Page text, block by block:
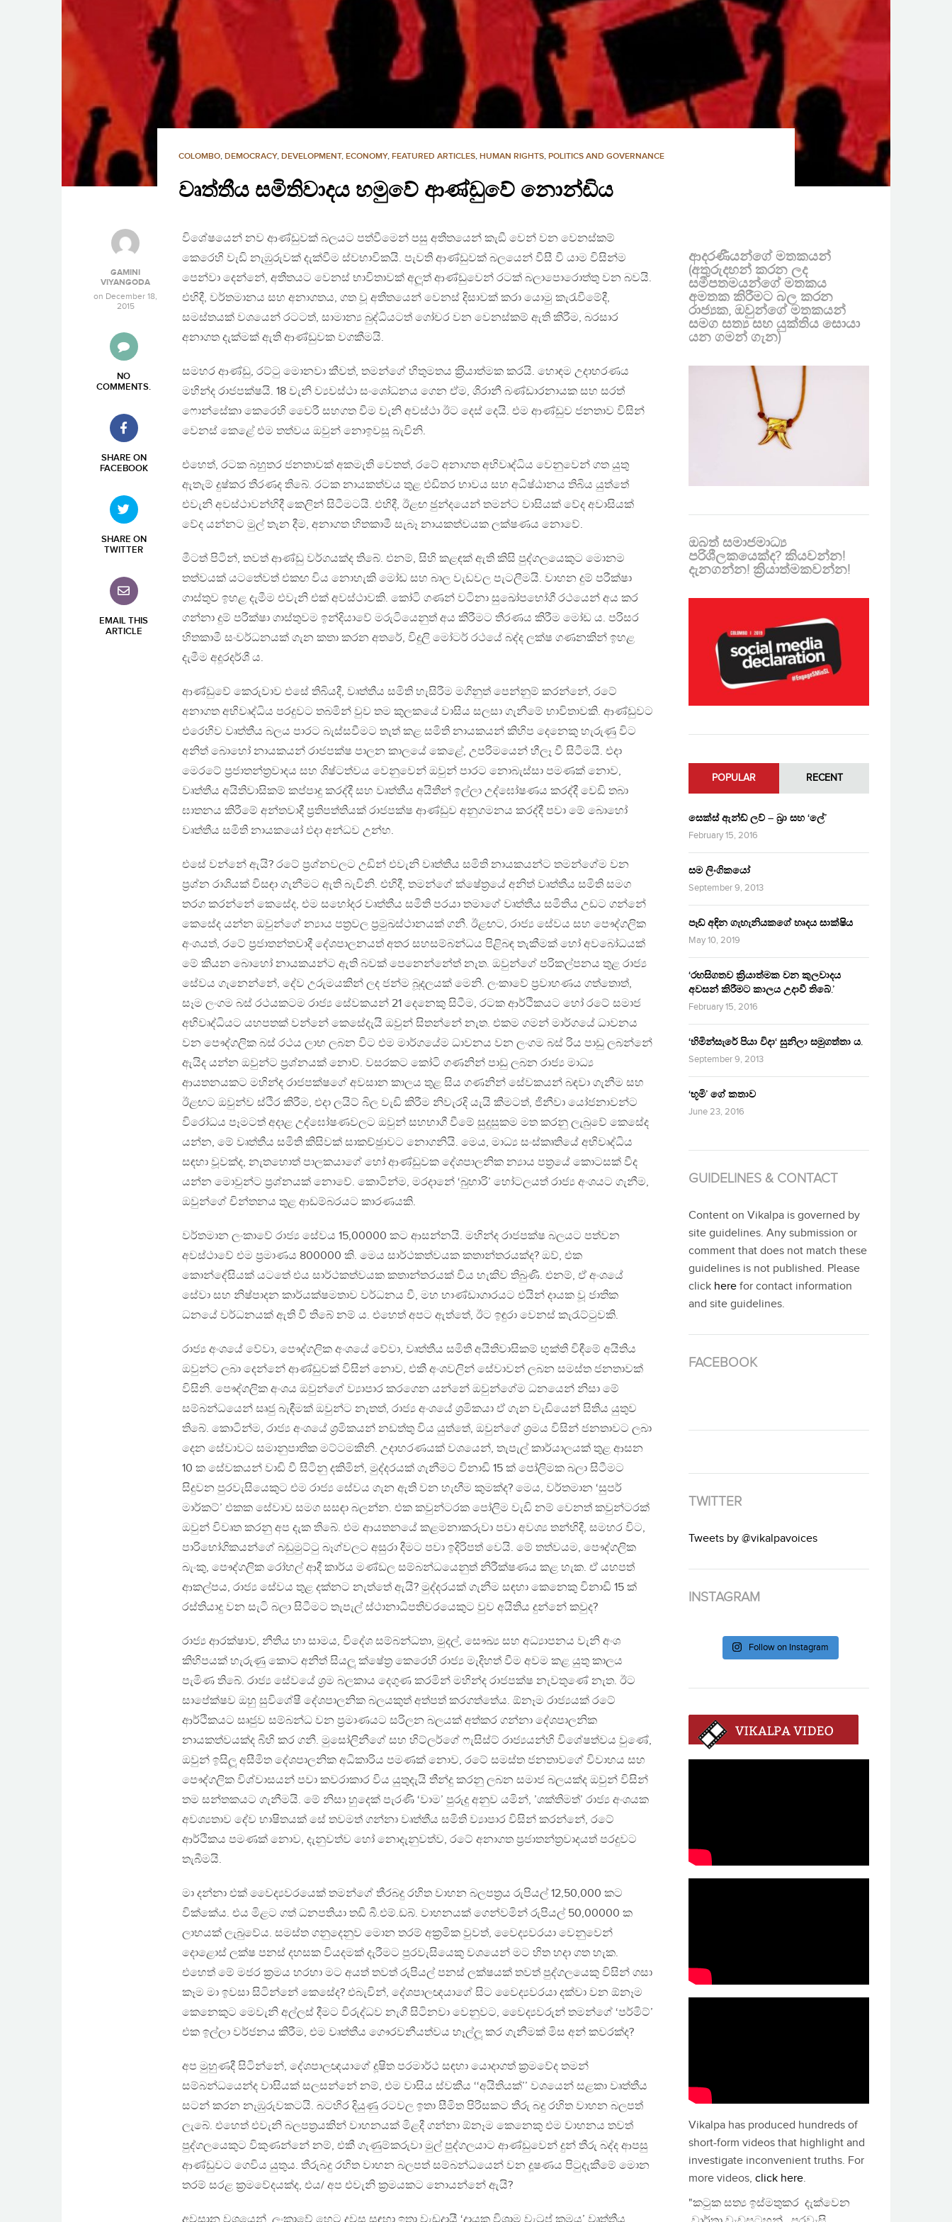
COLOMBO, DEMOCRACY, DEVELOPMENT, ECONOMY, FEATURED ARTICLES, HUMAN RIGHTS, POLITICS AND GOVERNANCE
වෘත්තීය සමිතිවාදය හමුවේ ආණ්ඩුවේ නොන්ඩිය
GAMINI
VIYANGODA
on December 18,
2015
NO
COMMENTS.
SHARE ON
FACEBOOK
SHARE ON
TWITTER
EMAIL THIS
ARTICLE
විශේෂයෙන් නව ආණ්ඩුවක් බලයට පත්වීමෙන් පසු අතීතයෙන් කැඞී වෙන් වන වෙනස්කම්
කෙරෙහි වැඩි නැඹුරුවක් දැක්වීම ස්වභාවිකයි. පැවති ආණ්ඩුවක් බලයෙන් වීසී වී යාම විසින්ම
පෙන්වා දෙන්නේ, අතීතයට වෙනස් භාවිතාවක් අලූත් ආණ්ඩුවෙන් රටක් බලාපොරොත්තු වන බවයි.
එහිදී, වර්තමානය සහ අනාගතය, ගත වූ අතීතයෙන් වෙනස් දිසාවක් කරා යොමු කැරැවීමේදී,
සමස්තයක් වශයෙන් රටටත්, සාමාන්‍ය බුද්ධියටත් ගෝචර වන වෙනස්කම් ඇති කිරීම, බරසාර
අනාගත දැක්මක් ඇති ආණ්ඩුවක වගකීමයි.
සමහර ආණ්ඩු, රට්ටු මොනවා කීවත්, තමන්ගේ හිතුමතය ක‍්‍රියාත්මක කරයි. හොඳම උදාහරණය
මහින්ද රාජපක්ෂයි. 18 වැනි ව්‍යවස්ථා සංශෝධනය ගෙන ඒම, ශිරානී බණ්ඩාරනායක සහ සරත්
ෆොන්සේකා කෙරෙහි වෛරී සහගත වීම වැනි අවස්ථා ඊට දෙස් දෙයි. එම ආණ්ඩුව ජනතාව විසින්
වෙනස් කෙළේ එම තත්වය ඔවුන් නොඉවසූ බැවිනි.
එහෙත්, රටක බහුතර ජනතාවක් අකමැති වෙතත්, රටේ අනාගත අභිවෘද්ධිය වෙනුවෙන් ගත යුතු
ඇතැම් දුෂ්කර තීරණද තිබේ. රටක නායකත්වය තුළ එඩිතර භාවය සහ අධිෂ්ඨානය තිබිය යුත්තේ
එවැනි අවස්ථාවන්හිදී කෙලින් සිටීමටයි. එහිදී, ඊළඟ ඡුන්දයෙන් තමන්ට වාසියක් වේද අවාසියක්
වේද යන්නට මුල් තැන දීම, අනාගත හිතකාමී සැබෑ නායකත්වයක ලක්ෂණය නොවේ.
මීටත් පිටින්, තවත් ආණ්ඩු වර්ගයක්ද තිබේ. එනම්, සිහි කළඳක් ඇති කිසි පුද්ගලයෙකුට මොනම
තත්වයක් යටතේවත් එකඟ විය නොහැකි මෝඩ සහ බාල වැඩවල පැටලීමයි. වාහන දුම් පරීක්ෂා
ගාස්තුව ඉහළ දැමීම එවැනි එක් අවස්ථාවකි. කෝටි ගණන් වටිනා සුඛෝපභෝගී රථයෙන් අය කර
ගන්නා දුම් පරීක්ෂා ගාස්තුවම ඉන්දියාවේ මරුටියෙනුත් අය කිරීමට තීරණය කිරීම මෝඩ ය. පරිසර
හිතකාමී සංවර්ධනයක් ගැන කතා කරන අතරේ, විදුලි මෝටර් රථයේ බද්ද ලක්ෂ ගණනකින් ඉහළ
දැමීම අදූරදර්ශී ය.
ආණ්ඩුවේ කෙරුවාව එසේ තිබියදී, වෘත්තීය සමිති හැසිරීම මගිනුත් පෙන්නුම් කරන්නේ, රටේ
අනාගත අභිවෘද්ධිය පරදුවට තබමින් වුව තම කුලකයේ වාසිය සලසා ගැනීමේ භාවිතාවකි. ආණ්ඩුවට
එරෙහිව වෘත්තීය බලය පාරට බැස්සවීමට තැත් කළ සමිති නායකයන් කිහිප දෙනෙකු හැරුණු විට
අනිත් බොහෝ නායකයන් රාජපක්ෂ පාලන කාලයේ කෙළේ, උපරිමයෙන් හීලෑ වී සිටීමයි. එදා
මෙරටේ ප‍්‍රජාතන්ත‍්‍රවාදය සහ ශිෂ්ටත්වය වෙනුවෙන් ඔවුන් පාරට නොබැස්සා පමණක් නොව,
වෘත්තීය අයිතිවාසිකම් කප්පාදු කරද්දී සහ වෘත්තීය අයිතීන් ඉල්ලා උද්ඝෝෂණය කරද්දී වෙඩි තබා
ඝාතනය කිරීමේ අන්තවාදී ප‍්‍රතිපත්තියක් රාජපක්ෂ ආණ්ඩුව අනුගමනය කරද්දී පවා මේ බොහෝ
වෘත්තීය සමිති නායකයෝ එදා අන්ධව උන්හ.
එසේ වන්නේ ඇයි? රටේ ප‍්‍රශ්නවලට උඩින් එවැනි වෘත්තීය සමිති නායකයන්ට තමන්ගේම වන
ප‍්‍රශ්න රාශියක් විසඳා ගැනීමට ඇති බැවිනි. එහිදී, තමන්ගේ ක්ෂේත‍්‍රයේ අනිත් වෘත්තීය සමිති සමග
තරග කරන්නේ කෙසේද, එම සහෝදර වෘත්තීය සමිති පරයා තමාගේ වෘත්තීය සමිතිය උඩට ගන්නේ
කෙසේද යන්න ඔවුන්ගේ න්‍යාය පත‍්‍රවල ප‍්‍රමුඛස්ථානයක් ගනී. ඊළඟට, රාජ්‍ය සේවය සහ පෞද්ගලික
අංශයත්, රටේ ප‍්‍රජාතන්තවාදී දේශපාලනයත් අතර සහසම්බන්ධය පිළිබඳ තැකීමක් හෝ අවබෝධයක්
මේ කියන බොහෝ නායකයන්ට ඇති බවක් පෙනෙන්නේත් නැත. ඔවුන්ගේ පරිකල්පනය තුළ රාජ්‍ය
සේවය ගැනෙන්නේ, දේව උරුමයකින් ලද ජන්ම බූදලයක් මෙනි. ලංකාවේ ප‍්‍රවාහණය ගත්තොත්,
සෑම ලංගම බස් රථයකටම රාජ්‍ය සේවකයන් 21 දෙනෙකු සිටීම, රටක ආර්ථිකයට හෝ රටේ සමාජ
අභිවෘද්ධියට යහපතක් වන්නේ කෙසේදැයි ඔවුන් සිතන්නේ නැත. එකම ගමන් මාර්ගයේ ධාවනය
වන පෞද්ගලික බස් රථය ලාභ ලබන විට එම මාර්ගයේම ධාවනය වන ලංගම බස් රිය පාඩු ලබන්නේ
ඇයිද යන්න ඔවුන්ට ප‍්‍රශ්නයක් නොව්. වසරකට කෝටි ගණනින් පාඩු ලබන රාජ්‍ය මාධ්‍ය
ආයතනයකට මහින්ද රාජපක්ෂගේ අවසාන කාලය තුළ සිය ගණනින් සේවකයන් බඳවා ගැනීම සහ
ඊළඟට ඔවුන්ව ස්ථිර කිරීම, එදා ලයිට් බිල වැඩි කිරීම නිවැරදි යැයි කීමටත්, ජිනීවා යෝජනාවන්ට
විරෝධය පෑමටත් අදාළ උද්ඝෝෂණවලට ඔවුන් සහභාගී වීමේ සුදුසුකම මත කරනු ලැබුවේ කෙසේද
යන්න, මේ වෘත්තීය සමිති කිසිවක් සාකච්ඡුාවට නොගනියි. මෙය, මාධ්‍ය සංස්කෘතියේ අභිවෘද්ධිය
සඳහා වූවක්ද, නැතහොත් පාලකයාගේ හෝ ආණ්ඩුවක දේශපාලනික න්‍යාය පත‍්‍රයේ කොටසක් වීද
යන්න මොවුන්ට ප‍්‍රශ්නයක් නොවේ. කොටින්ම, මරදානේ ‘බුහාරි’ හෝටලයත් රාජ්‍ය අංශයට ගැනීම,
ඔවුන්ගේ චින්තනය තුළ ආඩම්බරයට කාරණයකි.
වර්තමාන ලංකාවේ රාජ්‍ය සේවය 15,00000 කට ආසන්නයි. මහින්ද රාජපක්ෂ බලයට පත්වන
අවස්ථාවේ එම ප‍්‍රමාණය 800000 කි. මෙය සාර්ථකත්වයක කතාන්තරයක්ද? ඔව්, එක
කොන්දේසියක් යටතේ එය සාර්ථකත්වයක කතාන්තරයක් විය හැකිව තිබුණි. එනම්, ඒ අංශයේ
සේවා සහ නිෂ්පාදන කාර්යක්ෂමතාව වර්ධනය වී, මහ භාණ්ඩාගාරයට එයින් දායක වූ ජාතික
ධනයේ වර්ධනයක් ඇති වී තිබේ නම් ය. එහෙත් අපට ඇත්තේ, ඊට ඉඳුරා වෙනස් කැරැට්ටුවකි.
රාජ්‍ය අංශයේ වේවා, පෞද්ගලික අංශයේ වේවා, වෘත්තීය සමිති අයිතිවාසිකම් භුක්ති විඳීමේ අයිතිය
ඔවුන්ට ලබා දෙන්නේ ආණ්ඩුවක් විසින් නොව, එකී අංශවලින් සේවාවන් ලබන සමස්ත ජනතාවක්
විසිනි. පෞද්ගලික අංශය ඔවුන්ගේ ව්‍යාපාර කරගෙන යන්නේ ඔවුන්ගේම ධනයෙන් නිසා මේ
සම්බන්ධයෙන් සෘජු බැඳීමක් ඔවුන්ට නැතත්, රාජ්‍ය අංශයේ ශ‍්‍රමිකයා ඒ ගැන වැඩියෙන් සිතිය යුතුව
තිබේ. කොටින්ම, රාජ්‍ය අංශයේ ශ‍්‍රමිකයන් නඩත්තු විය යුත්තේ, ඔවුන්ගේ ශ‍්‍රමය විසින් ජනතාවට ලබා
දෙන සේවාවට සමානුපාතික මට්ටමකිනි. උදාහරණයක් වශයෙන්, තැපැල් කාර්යාලයක් තුළ ආසන
10 ක සේවකයන් වාඩි වී සිටිනු දකිමින්, මුද්දරයක් ගැනීමට විනාඩි 15 ක් පෝලිමක බලා සිටීමට
සිදුවන පුරවැසියෙකුට එම රාජ්‍ය සේවය ගැන ඇති වන හැඟීම කුමක්ද? මෙය, වර්තමාන ‘සුපර්
මාර්කට්’ එකක සේවාව සමග සසඳා බලන්න. එක කවුන්ටරක පෝලිම වැඩි නම් වෙනත් කවුන්ටරක්
ඔවුන් විවෘත කරනු අප දැක තිබේ. එම ආයතනයේ කළමනාකරුවා පවා අවශ්‍ය තන්හිදී, සමහර විට,
පාරිභෝගිකයන්ගේ බඩුමුට්ටු බෑග්වලට අසුරා දීමට පවා ඉදිරිපත් වෙයි. මේ තත්වයම, පෞද්ගලික
බැංකු, පෞද්ගලික රෝහල් ආදී කාර්ය මණ්ඩල සම්බන්ධයෙනුත් නිරීක්ෂණය කළ හැක. ඒ යහපත්
ආකල්පය, රාජ්‍ය සේවය තුළ දක්නට නැත්තේ ඇයි? මුද්දරයක් ගැනීම සඳහා කෙනෙකු විනාඩි 15 ක්
රස්තියාදු වන සැටි බලා සිටීමට තැපැල් ස්ථානාධිපතිවරයෙකුට වුව අයිතිය දුන්නේ කවුද?
රාජ්‍ය ආරක්ෂාව, නීතිය හා සාමය, විදේශ සම්බන්ධතා, මුදල්, සෞඛ්‍ය සහ අධ්‍යාපනය වැනි අංශ
කිහිපයක් හැරුණු කොට අනිත් සියලූ ක්ෂේත‍්‍ර කෙරෙහි රාජ්‍ය මැදිහත් වීම අවම කළ යුතු කාලය
පැමිණ තිබේ. රාජ්‍ය සේවයේ ශ‍්‍රම බලකාය දෙගුණ කරමින් මහින්ද රාජපක්ෂ නැවතුණේ නැත. ඊට
සාපේක්ෂව ඔහු සුවිශේෂී දේශපාලනික බලයකුත් අත්පත් කරගත්තේය. ඕනෑම රාජ්‍යයක් රටේ
ආර්ථිකයට සෘජුව සම්බන්ධ වන ප‍්‍රමාණයට සරිලන බලයක් අත්කර ගන්නා දේශපාලනික
නායකත්වයක්ද බිහි කර ගනී. මුසෝලිනීගේ සහ හිට්ලර්ගේ ෆැසිස්ට් රාජ්‍යයන්හි විශේෂත්වය වුණේ,
ඔවුන් ඉසිලූ අසීමිත දේශපාලනික අධිකාරිය පමණක් නොව, රටේ සමස්ත ජනතාවගේ විවාහය සහ
පෞද්ගලික විශ්වාසයන් පවා කවරාකාර විය යුතුදැයි තීන්දු කරනු ලබන සමාජ බලයක්ද ඔවුන් විසින්
තම සන්තකයට ගැනීමයි. මේ නිසා හුදෙක් පැරණි ‘වාම’ පුරුදු අනුව යමින්, ’ශක්තිමත්’ රාජ්‍ය අංශයක
අවශ්‍යතාව දේව භාෂිතයක් සේ තවමත් ගන්නා වෘත්තීය සමිති ව්‍යාපාර විසින් කරන්නේ, රටේ
ආර්ථිකය පමණක් නොව, දැනුවත්ව හෝ නොදැනුවත්ව, රටේ අනාගත ප‍්‍රජාතන්ත‍්‍රවාදයත් පරදුවට
තැබීමයි.
මා දන්නා එක් වෛද්‍යවරයෙක් තමන්ගේ තීරබදු රහිත වාහන බලපත‍්‍රය රුපියල් 12,50,000 කට
වික්කේය. එය මිළට ගත් ධනපතියා තඩි බී.එම්.ඩබ්. වාහනයක් ගෙන්වමින් රුපියල් 50,00000 ක
ලාභයක් ලැබුවේය. සමස්ත ගනුදෙනුව මොන තරම් අක‍්‍රමික වුවත්, වෛද්‍යවරයා වෙනුවෙන්
දොළොස් ලක්ෂ පනස් දහසක වියදමක් දැරීමට පුරවැසියෙකු වශයෙන් මට හිත හදා ගත හැක.
එහෙත් මේ මජර ක‍්‍රමය හරහා මට අයත් තවත් රුපියල් පනස් ලක්ෂයක් තවත් පුද්ගලයෙකු විසින් ගසා
කෑම මා ඉවසා සිටින්නේ කෙසේද? එබැවින්, දේශපාලඥයාගේ සිට වෛද්‍යවරයා දක්වා වන ඕනෑම
කෙනෙකුට මෙවැනි අල්ලස් දීමට විරුද්ධව නැගී සිටිනවා වෙනුවට, වෛද්‍යවරුන් තමන්ගේ ‘පර්මිට්’
එක ඉල්ලා වර්ජනය කිරීම, එම වෘත්තීය ගෞරවනීයත්වය හෑල්ලූ කර ගැනීමක් මිස අන් කවරක්ද?
අප මුහුණදී සිටින්නේ, දේශපාලඥයාගේ දූෂිත පරමාර්ථ සඳහා යොදාගත් ක‍්‍රමවේද තමන්
සම්බන්ධයෙන්ද වාසියක් සලසන්නේ නම්, එම වාසිය ස්වකීය ‘‘අයිතියක්’’ වශයෙන් සළකා වෘත්තීය
සටන් කරන නැඹුරුවකටයි. බටහිර දියුණු රටවල ඉතා සීමිත පිරිසකට තීරු බදු රහිත වාහන බලපත්
ලැබේ. එහෙත් එවැනි බලපත‍්‍රයකින් වාහනයක් මිළදී ගන්නා ඕනෑම කෙනෙකු එම වාහනය තවත්
පුද්ගලයෙකුට විකුණන්නේ නම්, එකී ගැණුම්කරුවා මුල් පුද්ගලයාට ආණ්ඩුවෙන් දුන් තීරු බද්ද ආපසු
ආණ්ඩුවට ගෙවිය යුතුය. තීරුබදු රහිත වාහන බලපත් සම්බන්ධයෙන් වන දූෂණය පිටුදැකීමේ මොන
තරම් සරළ ක‍්‍රමවේදයක්ද, එය/ අප එවැනි ක‍්‍රමයකට නොයන්නේ ඇයි?
ආදරණීයන්ගේ මතකයන්
(අතුරුදහන් කරන ලද
සමීපතමයන්ගේ මතකය
අමතක කිරීමට බල කරන
රාජ්‍යක, ඔවුන්ගේ මතකයන්
සමග සත්‍ය සහ යුක්තිය සොයා
යන ගමන් ගැන)
ඔබත් සමාජමාධ්‍ය
පරිශීලකයෙක්ද? කියවන්න!
දැනගන්න! ක්‍රියාත්මකවන්න!
POPULAR RECENT
සෙක්ස් ඇන්ඩ් ලව් – බ්‍රා සහ ‘ලේ’
February 15, 2016
සම ලිංගිකයෝ
September 9, 2013
පෑඩ් අඳින ගැහැනියකගේ හෘදය සාක්ෂිය
May 10, 2019
‘රහසිගතව ක්‍රියාත්මක වන කුලවාදය
අවසන් කිරීමට කාලය උදාවී තිබේ.’
February 15, 2016
‘හිමින්සැරේ පියා විදා‘ සුනිලා සමුගත්තා ය.
September 9, 2013
‘භූමි’ ගේ කතාව
June 23, 2016
GUIDELINES & CONTACT
Content on Vikalpa is governed by
site guidelines. Any submission or
comment that does not match these
guidelines is not published. Please
click here for contact information
and site guidelines.
FACEBOOK
TWITTER
Tweets by @vikalpavoices
INSTAGRAM
Follow on Instagram
Vikalpa has produced hundreds of
short-form videos that highlight and
investigate inconvenient truths. For
more videos, click here.
"කටුක සත්‍ය ඉස්මතුකර දැක්වෙන